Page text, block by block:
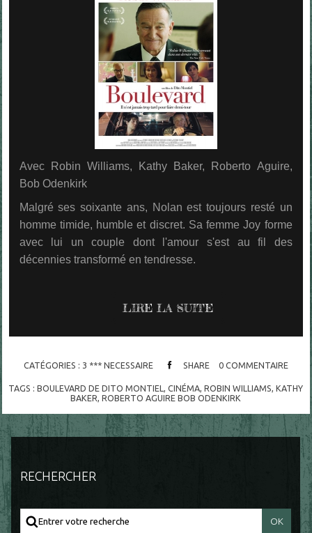
Avec Robin Williams, Kathy Baker, Roberto Aguire,
Bob Odenkirk
Malgré ses soixante ans, Nolan est toujours resté un
homme timide, humble et discret. Sa femme Joy forme
avec lui un couple dont l'amour s'est au fil des
décennies transformé en tendresse.
LIRE LA SUITE
CATÉGORIES : 3 *** NECESSAIRE SHARE 0 COMMENTAIRE
TAGS :BOULEVARD DE DITO MONTIEL,CINÉMA,ROBIN WILLIAMS,KATHY
BAKER,ROBERTO AGUIRE BOB ODENKIRK
RECHERCHER